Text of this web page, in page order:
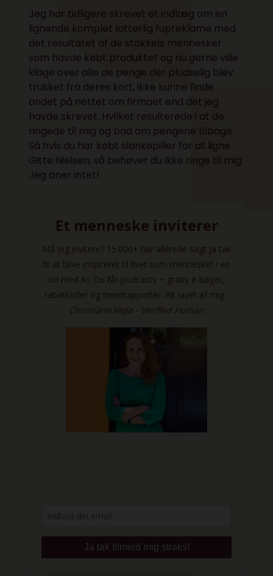
Jeg har tidligere skrevet et indlæg om en
lignende komplet latterlig fupreklame med
det resultatet af de stakkels mennesker
som havde købt produktet og nu gerne ville
klage over alle de penge der pludselig blev
trukket fra deres kort, ikke kunne finde
andet på nettet om firmaet end det jeg
havde skrevet. Hvilket resulterede i at de
ringede til mig og bad om pengene tilbage.
Så hvis du har købt slankepiller for at ligne
Gitte Nielsen, så behøver du ikke ringe til mig.
Jeg aner intet!